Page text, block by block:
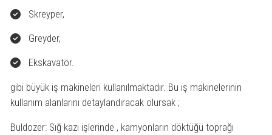
Skreyper,
Greyder,
Ekskavatör.
gibi büyük iş makineleri kullanılmaktadır. Bu iş makinelerinin
kullanım alanlarını detaylandıracak olursak ;
Buldozer: Sığ kazı işlerinde , kamyonların döktüğü toprağı